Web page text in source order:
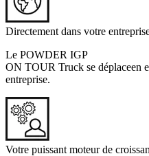
Directement dans votre
Le POWDER IGP
ON TOUR Truck se déplaceen
entreprise.
Votre puissant moteur de